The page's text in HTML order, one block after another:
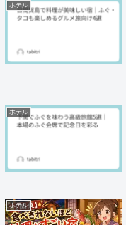
ホテル
ホテル
ホテル